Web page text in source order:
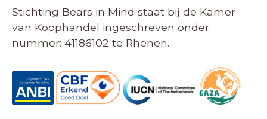
Stichting Bears in Mind staat bij de Kamer
van Koophandel ingeschreven onder
nummer: 41186102 te Rhenen.